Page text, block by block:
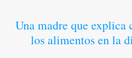
Una madre que
los alimentos en la